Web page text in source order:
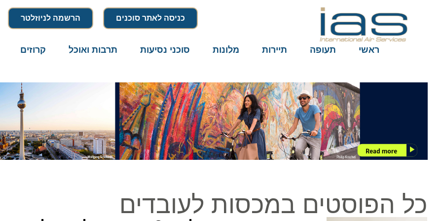
כניסה לאתר סוכנים הרשמה לניוזלטר
ראשי תעופה תיירות מלונות סוכני נסיעות תרבות ואוכל קרוזים
כל הפוסטים במכסות לעובדים